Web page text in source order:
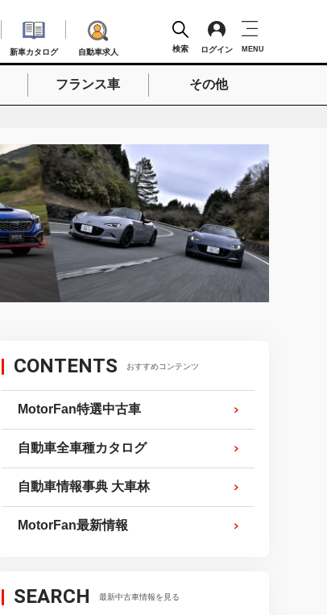
新車カタログ 自動車求人 検索 ログイン MENU
フランス車 その他
CONTENTS おすすめコンテンツ
MotorFan特選中古車
自動車全車種カタログ
自動車情報事典 大車林
MotorFan最新情報
SEARCH 最新中古車情報を見る